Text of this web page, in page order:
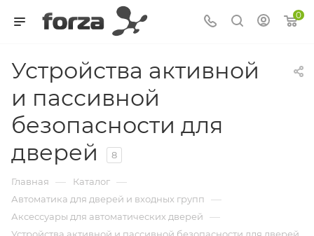
0
Устройства активной
и пассивной
безопасности для
дверей
8
Главная — Каталог —
Автоматика для дверей и входных групп —
Аксессуары для автоматических дверей —